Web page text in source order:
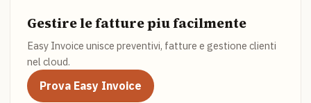
Gestire le fatture piu facilmente
Easy Invoice unisce preventivi, fatture e gestione clienti
nel cloud.
Prova Easy Invoice